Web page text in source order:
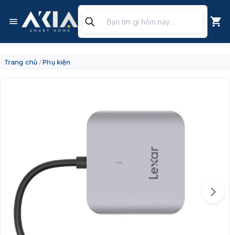
kiếm
sản
Trang chủ / Phụ kiện